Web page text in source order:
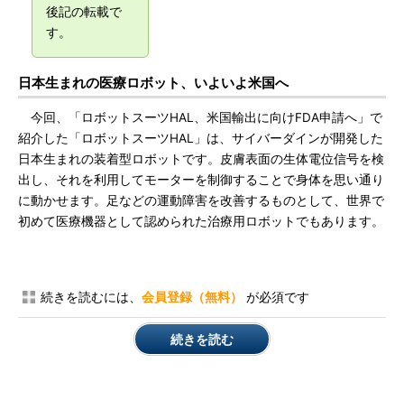
後記の転載で
す。
日本生まれの医療ロボット、いよいよ米国へ
今回、「ロボットスーツHAL、米国輸出に向けFDA申請へ」で
紹介した「ロボットスーツHAL」は、サイバーダインが開発した
日本生まれの装着型ロボットです。皮膚表面の生体電位信号を検
出し、それを利用してモーターを制御することで身体を思い通り
に動かせます。足などの運動障害を改善するものとして、世界で
初めて医療機器として認められた治療用ロボットでもあります。
続きを読むには、 会員登録（無料） が必須です
続きを読む